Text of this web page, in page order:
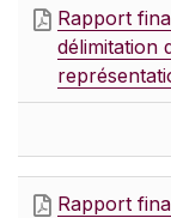
Rapport
délimitation
Rapport